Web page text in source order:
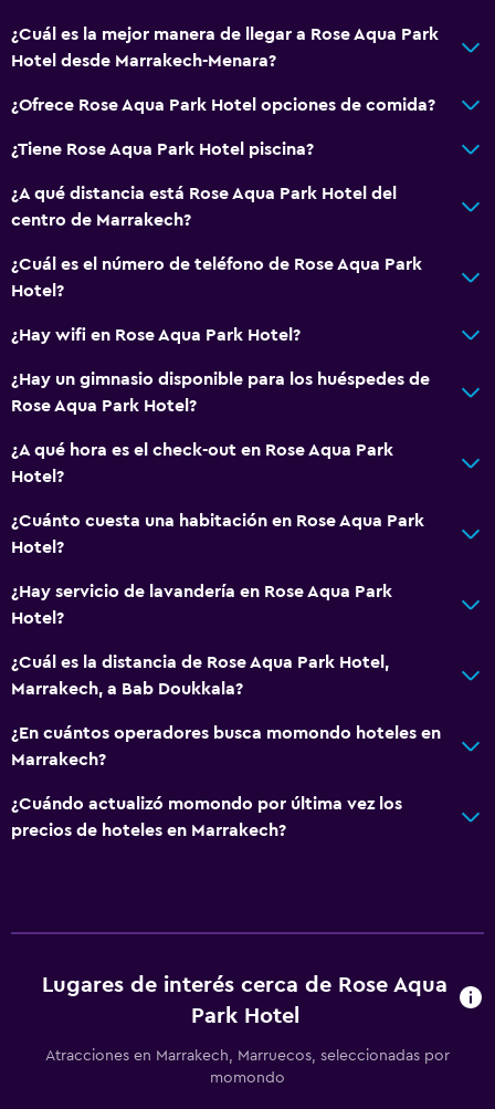
¿Cuál es la mejor manera de llegar a Rose Aqua Park
Hotel desde Marrakech-Menara?
¿Ofrece Rose Aqua Park Hotel opciones de comida?
¿Tiene Rose Aqua Park Hotel piscina?
¿A qué distancia está Rose Aqua Park Hotel del
centro de Marrakech?
¿Cuál es el número de teléfono de Rose Aqua Park
Hotel?
¿Hay wifi en Rose Aqua Park Hotel?
¿Hay un gimnasio disponible para los huéspedes de
Rose Aqua Park Hotel?
¿A qué hora es el check-out en Rose Aqua Park
Hotel?
¿Cuánto cuesta una habitación en Rose Aqua Park
Hotel?
¿Hay servicio de lavandería en Rose Aqua Park
Hotel?
¿Cuál es la distancia de Rose Aqua Park Hotel,
Marrakech, a Bab Doukkala?
¿En cuántos operadores busca momondo hoteles en
Marrakech?
¿Cuándo actualizó momondo por última vez los
precios de hoteles en Marrakech?
Lugares de interés cerca de Rose Aqua
Park Hotel
Atracciones en Marrakech, Marruecos, seleccionadas por
momondo